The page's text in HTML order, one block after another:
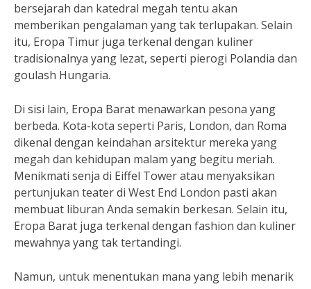
bersejarah dan katedral megah tentu akan
memberikan pengalaman yang tak terlupakan. Selain
itu, Eropa Timur juga terkenal dengan kuliner
tradisionalnya yang lezat, seperti pierogi Polandia dan
goulash Hungaria.
Di sisi lain, Eropa Barat menawarkan pesona yang
berbeda. Kota-kota seperti Paris, London, dan Roma
dikenal dengan keindahan arsitektur mereka yang
megah dan kehidupan malam yang begitu meriah.
Menikmati senja di Eiffel Tower atau menyaksikan
pertunjukan teater di West End London pasti akan
membuat liburan Anda semakin berkesan. Selain itu,
Eropa Barat juga terkenal dengan fashion dan kuliner
mewahnya yang tak tertandingi.
Namun, untuk menentukan mana yang lebih menarik